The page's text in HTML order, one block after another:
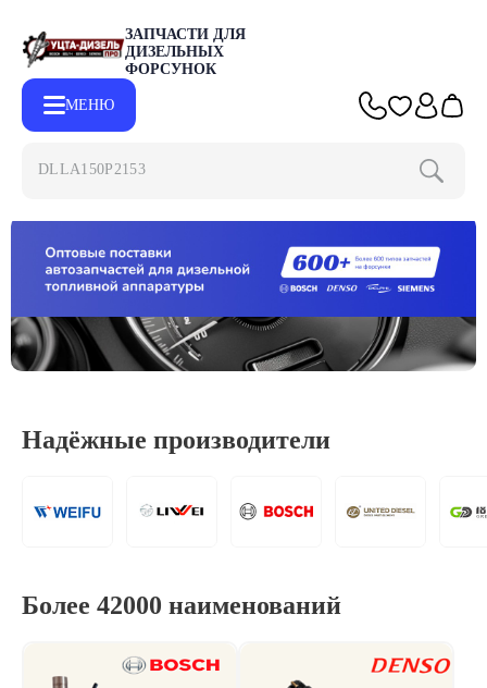
ЗАПЧАСТИ ДЛЯ
ДИЗЕЛЬНЫХ
ФОРСУНОК
МЕНЮ
Надёжные производители
Более 42000 наименований